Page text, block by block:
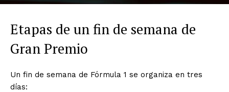
Etapas de un fin de semana de
Gran Premio
Un fin de semana de Fórmula 1 se organiza en tres
días: